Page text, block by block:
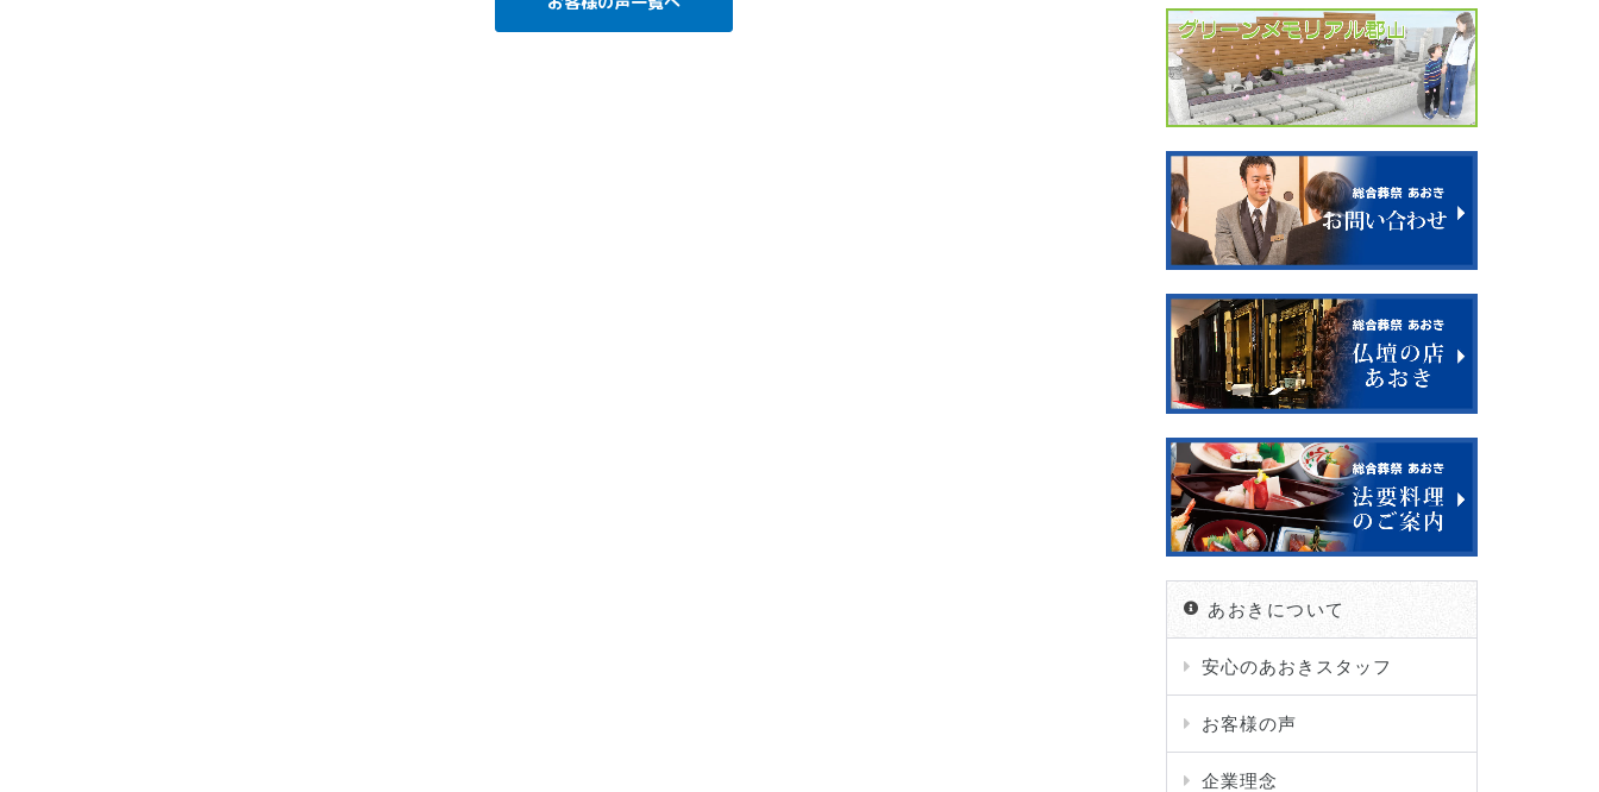
あおきについて
安心のあおきスタッフ
お客様の声
企業理念